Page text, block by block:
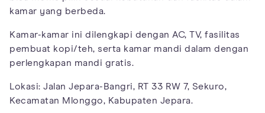
kamar yang berbeda.
Kamar-kamar ini dilengkapi dengan AC, TV, fasilitas
pembuat kopi/teh, serta kamar mandi dalam dengan
perlengkapan mandi gratis.
Lokasi: Jalan Jepara-Bangri, RT 33 RW 7, Sekuro,
Kecamatan Mlonggo, Kabupaten Jepara.